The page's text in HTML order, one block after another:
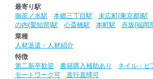
最寄り駅
御茶ノ水駅
本郷三丁目駅 末広町(東京都)駅
の内(愛知県)駅
心斎橋駅 本町駅
赤坂(福岡
業種
人材派遣・人材紹介
特徴
第二新卒歓迎
書籍購入補助あり ネイル・ピ
モートワーク可
直行直帰可